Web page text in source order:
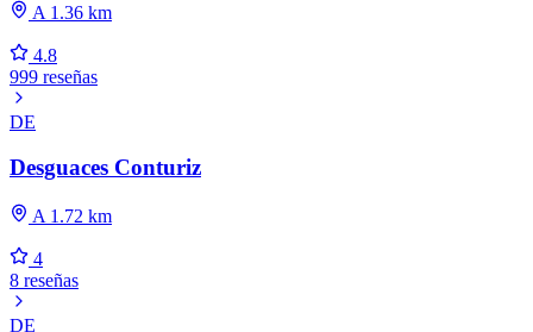
A 1.36 km
4.8
999 reseñas
DE
Desguaces Conturiz
A 1.72 km
4
8 reseñas
DE